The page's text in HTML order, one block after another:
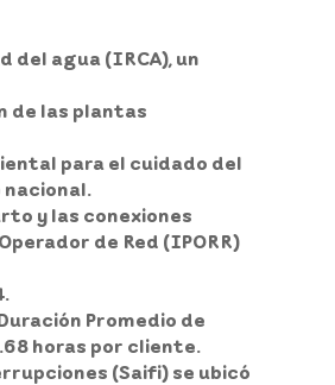
del agua (IRCA), un
de las plantas
para el cuidado del
nacional.
y las conexiones
de Red (IPORR)
Promedio de
horas por cliente.
(Saifi) se ubicó